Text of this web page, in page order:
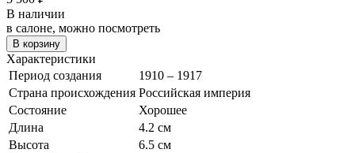
В наличии
в салоне, можно посмотреть
В корзину
Характеристики
Период создания
1910 – 1917
Страна происхождения Российская империя
Состояние
Хорошее
Длина
4.2 см
Высота
6.5 см